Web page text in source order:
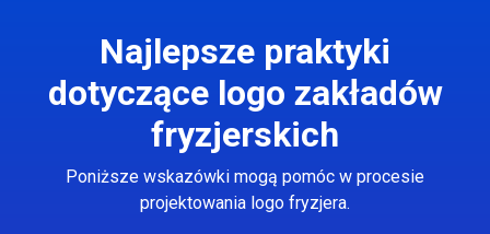
Najlepsze praktyki
dotyczące logo zakładów
fryzjerskich
Poniższe wskazówki mogą pomóc w procesie
projektowania logo fryzjera.